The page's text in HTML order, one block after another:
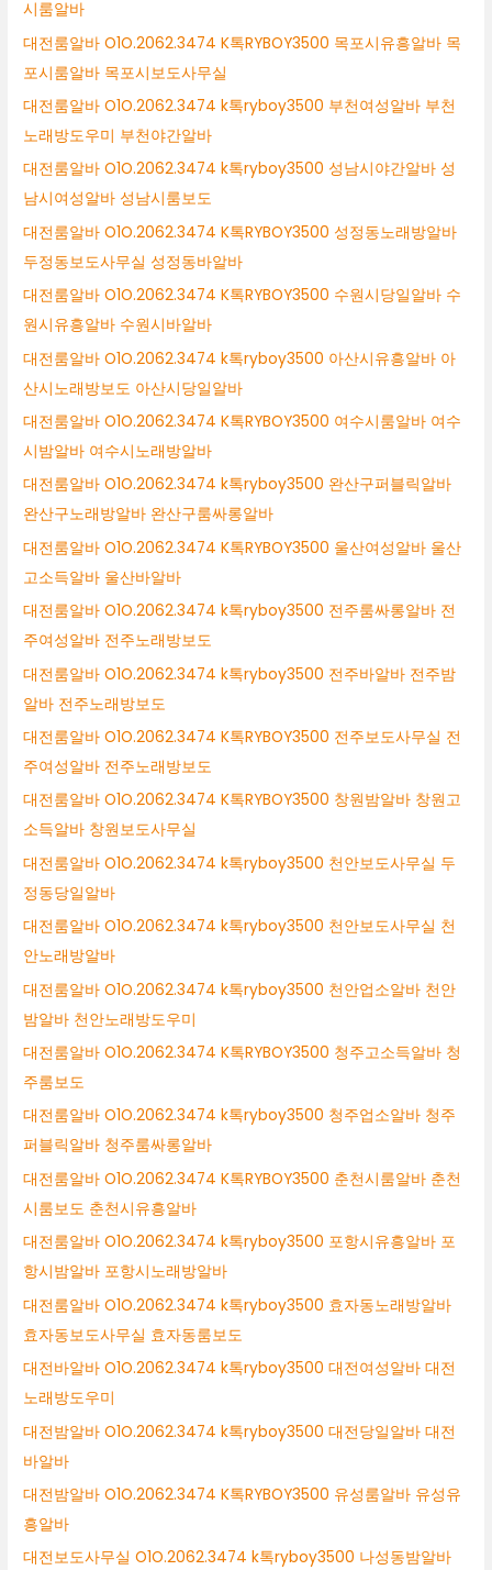
시룸알바
대전룸알바 O1O.2062.3474 K톡RYBOY3500 목포시유흥알바 목
포시룸알바 목포시보도사무실
대전룸알바 O1O.2062.3474 k톡ryboy3500 부천여성알바 부천
노래방도우미 부천야간알바
대전룸알바 O1O.2062.3474 k톡ryboy3500 성남시야간알바 성
남시여성알바 성남시룸보도
대전룸알바 O1O.2062.3474 K톡RYBOY3500 성정동노래방알바
두정동보도사무실 성정동바알바
대전룸알바 O1O.2062.3474 K톡RYBOY3500 수원시당일알바 수
원시유흥알바 수원시바알바
대전룸알바 O1O.2062.3474 k톡ryboy3500 아산시유흥알바 아
산시노래방보도 아산시당일알바
대전룸알바 O1O.2062.3474 K톡RYBOY3500 여수시룸알바 여수
시밤알바 여수시노래방알바
대전룸알바 O1O.2062.3474 k톡ryboy3500 완산구퍼블릭알바
완산구노래방알바 완산구룸싸롱알바
대전룸알바 O1O.2062.3474 K톡RYBOY3500 울산여성알바 울산
고소득알바 울산바알바
대전룸알바 O1O.2062.3474 k톡ryboy3500 전주룸싸롱알바 전
주여성알바 전주노래방보도
대전룸알바 O1O.2062.3474 k톡ryboy3500 전주바알바 전주밤
알바 전주노래방보도
대전룸알바 O1O.2062.3474 K톡RYBOY3500 전주보도사무실 전
주여성알바 전주노래방보도
대전룸알바 O1O.2062.3474 K톡RYBOY3500 창원밤알바 창원고
소득알바 창원보도사무실
대전룸알바 O1O.2062.3474 k톡ryboy3500 천안보도사무실 두
정동당일알바
대전룸알바 O1O.2062.3474 k톡ryboy3500 천안보도사무실 천
안노래방알바
대전룸알바 O1O.2062.3474 k톡ryboy3500 천안업소알바 천안
밤알바 천안노래방도우미
대전룸알바 O1O.2062.3474 K톡RYBOY3500 청주고소득알바 청
주룸보도
대전룸알바 O1O.2062.3474 k톡ryboy3500 청주업소알바 청주
퍼블릭알바 청주룸싸롱알바
대전룸알바 O1O.2062.3474 K톡RYBOY3500 춘천시룸알바 춘천
시룸보도 춘천시유흥알바
대전룸알바 O1O.2062.3474 k톡ryboy3500 포항시유흥알바 포
항시밤알바 포항시노래방알바
대전룸알바 O1O.2062.3474 k톡ryboy3500 효자동노래방알바
효자동보도사무실 효자동룸보도
대전바알바 O1O.2062.3474 k톡ryboy3500 대전여성알바 대전
노래방도우미
대전밤알바 O1O.2062.3474 k톡ryboy3500 대전당일알바 대전
바알바
대전밤알바 O1O.2062.3474 K톡RYBOY3500 유성룸알바 유성유
흥알바
대전보도사무실 O1O.2062.3474 k톡ryboy3500 나성동밤알바